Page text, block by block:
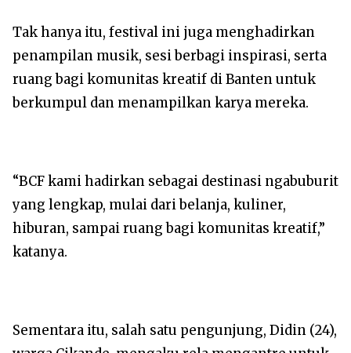
Tak hanya itu, festival ini juga menghadirkan
penampilan musik, sesi berbagi inspirasi, serta
ruang bagi komunitas kreatif di Banten untuk
berkumpul dan menampilkan karya mereka.
“BCF kami hadirkan sebagai destinasi ngabuburit
yang lengkap, mulai dari belanja, kuliner,
hiburan, sampai ruang bagi komunitas kreatif,”
katanya.
Sementara itu, salah satu pengunjung, Didin (24),